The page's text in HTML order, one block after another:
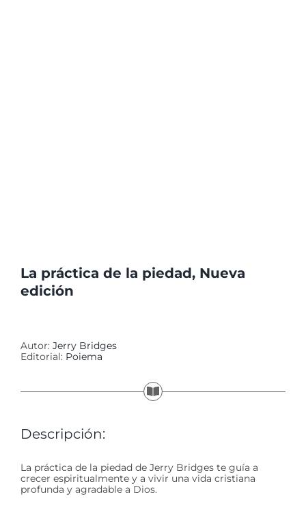
La práctica de la piedad, Nueva
edición
Autor: Jerry Bridges
Editorial: Poiema
Descripción:
La práctica de la piedad de Jerry Bridges te guía a
crecer espiritualmente y a vivir una vida cristiana
profunda y agradable a Dios.